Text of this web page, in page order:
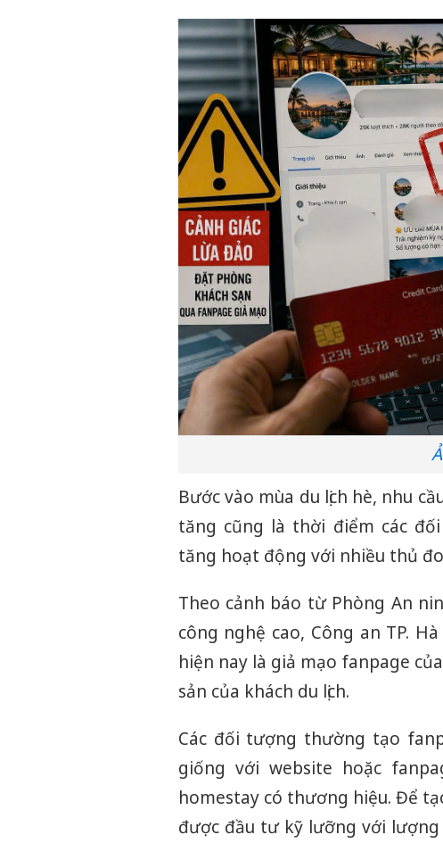
Bước vào mùa du lịch hè, nhu
tăng cũng là thời điểm các
tăng hoạt động với nhiều thủ
Theo cảnh báo từ Phòng An
công nghệ cao, Công an TP.
hiện nay là giả mạo fanpage
sản của khách du lịch.
Các đối tượng thường tạo
giống với website hoặc
homestay có thương hiệu. Để
được đầu tư kỹ lưỡng với